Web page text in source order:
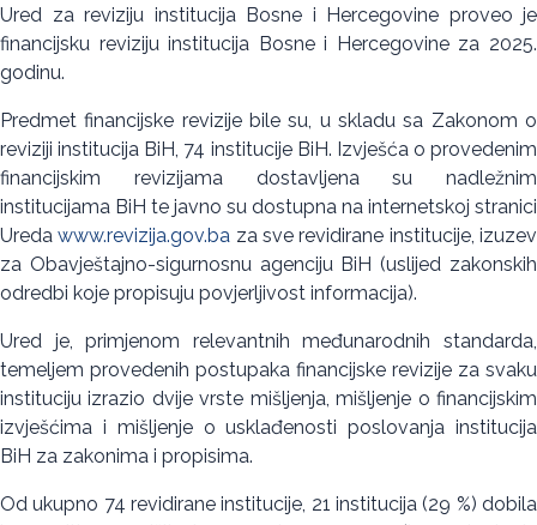
Ured za reviziju institucija Bosne i Hercegovine proveo je
financijsku reviziju institucija Bosne i Hercegovine za 2025.
godinu.
Predmet financijske revizije bile su, u skladu sa Zakonom o
reviziji institucija BiH, 74 institucije BiH. Izvješća o provedenim
financijskim revizijama dostavljena su nadležnim
institucijama BiH te javno su dostupna na internetskoj stranici
Uredawww.revizija.gov.ba za sve revidirane institucije, izuzev
za Obavještajno-sigurnosnu agenciju BiH (uslijed zakonskih
odredbi koje propisuju povjerljivost informacija).
Ured je, primjenom relevantnih međunarodnih standarda,
temeljem provedenih postupaka financijske revizije za svaku
instituciju izrazio dvije vrste mišljenja, mišljenje o financijskim
izvješćima i mišljenje o usklađenosti poslovanja institucija
BiH za zakonima i propisima.
Od ukupno 74 revidirane institucije, 21 institucija (29 %) dobila